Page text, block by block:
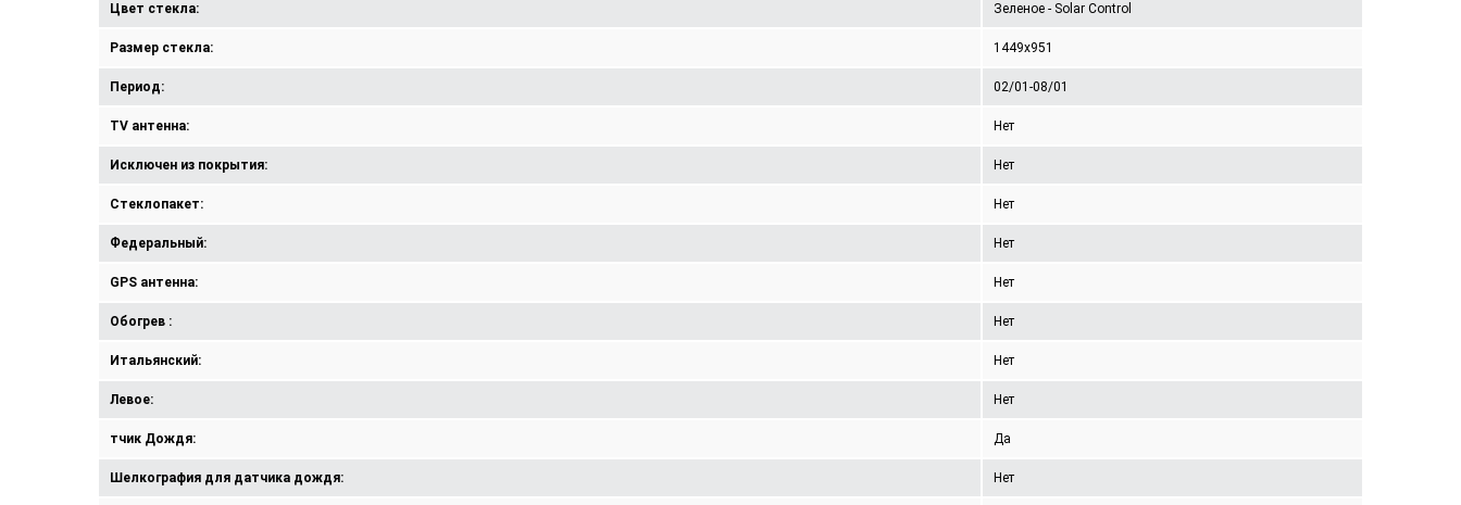
Цвет стекла: Зеленое - Solar Control
Размер стекла: 1449x951
Период: 02/01-08/01
TV антенна: Нет
Исключен из покрытия: Нет
Стеклопакет: Нет
Федеральный: Нет
GPS антенна: Нет
Обогрев : Нет
Итальянский: Нет
Левое: Нет
тчик Дождя: Да
Шелкография для датчика дождя: Нет